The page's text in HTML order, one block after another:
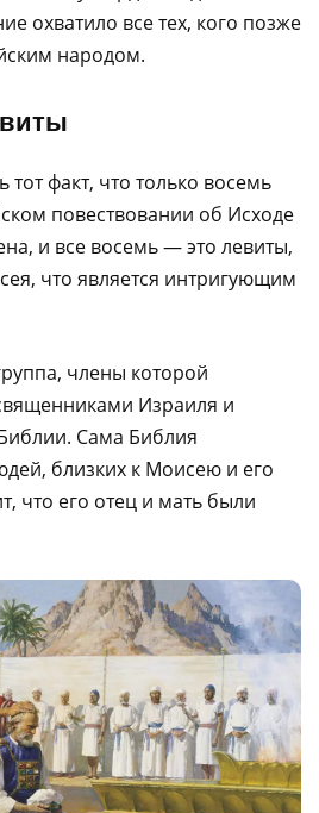
охватило все тех, кого позже
народом.
факт, что только восемь
повествовании об Исходе
и все восемь — это левиты,
что является интригующим
члены которой
Израиля и
Сама Библия
близких к Моисею и его
что его отец и мать были